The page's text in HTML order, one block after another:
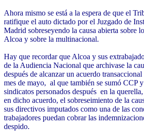
Ahora mismo se está a la espera de que el
ratifique el auto dictado por el Juzgado de
Madrid sobreseyendo la causa abierta sobre
Alcoa y sobre la multinacional.
Hay que recordar que Alcoa y sus
de la Audiencia Nacional que archivase la
después de alcanzar un acuerdo
mes de mayo, al que también se sumó CCP
sindicatos personados después en la
en dicho acuerdo, el sobreseimiento de la
sus directivos imputados como una de las
trabajadores puedan cobrar las
despido.